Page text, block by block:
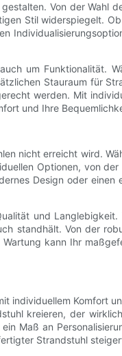
Von der Wahl
Stil widerspiegelt.
um Funktionalität.
Stauraum für
werden. Mit
und Ihre
nicht erreicht wird.
Optionen, von
Design oder
und
standhält. Von der
kann Ihr
Komfort
kreieren, der
Maß an
Strandstuhl